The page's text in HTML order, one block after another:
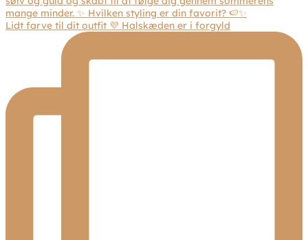
Lidt farve til dit outfit 💜 Halskæden er i forgyld